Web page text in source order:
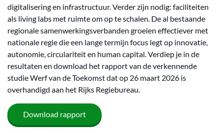
digitalisering en infrastructuur. Verder zijn nodig: faciliteiten
als living labs met ruimte om op te schalen. De al bestaande
regionale samenwerkingsverbanden groeien effectiever met
nationale regie die een lange termijn focus legt op innovatie,
autonomie, circulariteit en human capital. Verdiep je in de
resultaten en download het rapport van de verkennende
studie Werf van de Toekomst dat op 26 maart 2026 is
overhandigd aan het Rijks Regiebureau.
Download rapport